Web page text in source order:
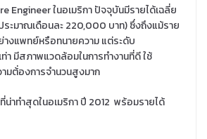
Engineer ในอเมริกา ปัจจุบันมีรายได้เฉลี่ย
ระมาณเดือนละ 220,000 บาท) ซึ่งถึงแม้ราย
างแพทย์หรือทนายความ แต่ระดับ
า มีสภาพแวดล้อมในการทำงานที่ดี ใช้
มต้่องการจำนวนสูงมาก
น่าทำสุดในอเมริกา ปี 2012 พร้อมรายได้